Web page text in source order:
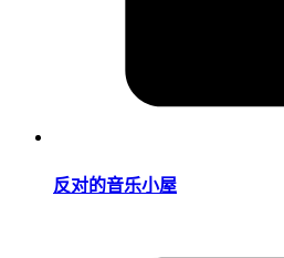
反对的音乐小屋